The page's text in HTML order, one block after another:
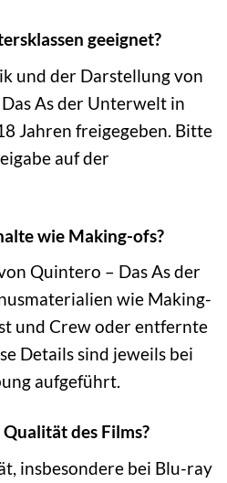
geeignet?
und der Darstellung von
As der Unterwelt in
Jahren freigegeben. Bitte
auf der
wie Making-ofs?
Quintero – Das As der
wie Making-
und Crew oder entfernte
Details sind jeweils bei
aufgeführt.
des Films?
insbesondere bei Blu-ray